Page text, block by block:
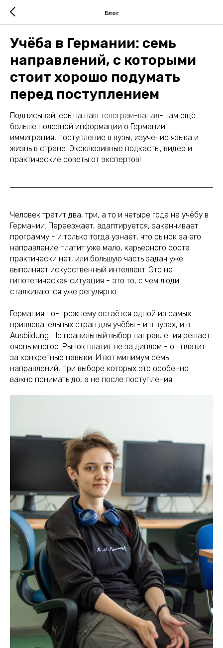
Блог
Учёба в Германии: семь
направлений, с которыми
стоит хорошо подумать
перед поступлением
Подписывайтесь на наш телеграм-канал- там ещё
больше полезной информации о Германии:
иммиграция, поступление в вузы, изучение языка и
жизнь в стране. Эксклюзивные подкасты, видео и
практические советы от экспертов!
Человек тратит два, три, а то и четыре года на учёбу в
Германии. Переезжает, адаптируется, заканчивает
программу - и только тогда узнаёт, что рынок за его
направление платит уже мало, карьерного роста
практически нет, или большую часть задач уже
выполняет искусственный интеллект. Это не
гипотетическая ситуация - это то, с чем люди
сталкиваются уже регулярно.
Германия по-прежнему остаётся одной из самых
привлекательных стран для учёбы - и в вузах, и в
Ausbildung. Но правильный выбор направления решает
очень многое. Рынок платит не за диплом - он платит
за конкретные навыки. И вот минимум семь
направлений, при выборе которых это особенно
важно понимать до, а не после поступления.